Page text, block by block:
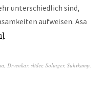
unterschiedlich sind,
aufweisen. Asa
, Drvenkar, slider, Solinger, Suhrkamp,